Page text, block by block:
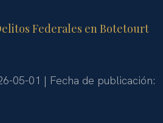
Federales en Botetourt
05-01 | Fecha de publicación: